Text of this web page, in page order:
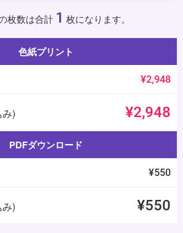
枚数は合計 1 枚になります。
色紙プリント
¥2,948
) ¥2,948
PDFダウンロード
¥550
) ¥550